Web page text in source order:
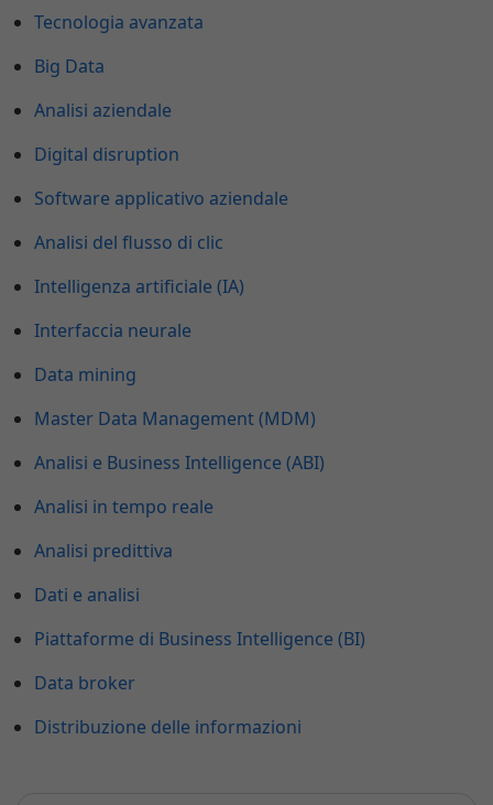
Tecnologia avanzata
Big Data
Analisi aziendale
Digital disruption
Software applicativo aziendale
Analisi del flusso di clic
Intelligenza artificiale (IA)
Interfaccia neurale
Data mining
Master Data Management (MDM)
Analisi e Business Intelligence (ABI)
Analisi in tempo reale
Analisi predittiva
Dati e analisi
Piattaforme di Business Intelligence (BI)
Data broker
Distribuzione delle informazioni